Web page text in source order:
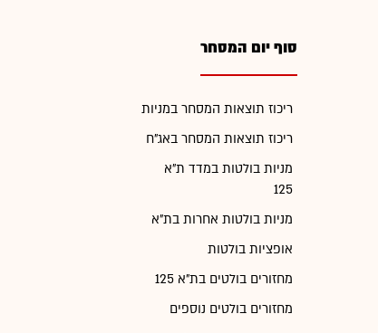
סוף יום המסחר
ריכוז תוצאות המסחר במניות
ריכוז תוצאות המסחר באג"ח
מניות בולטות במדד ת"א
125
מניות בולטות אחרות בת"א
אופציות בולטות
מחזורים בולטים בת"א 125
מחזורים בולטים נוספים